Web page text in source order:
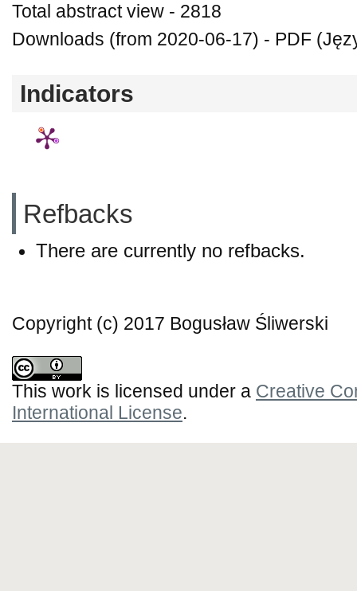
Total abstract view - 2818
Downloads (from 2020-06-17) - PDF
Indicators
Refbacks
There are currently no refbacks.
Copyright (c) 2017 Bogusław Śliwerski
This work is licensed under a Creative
International License.